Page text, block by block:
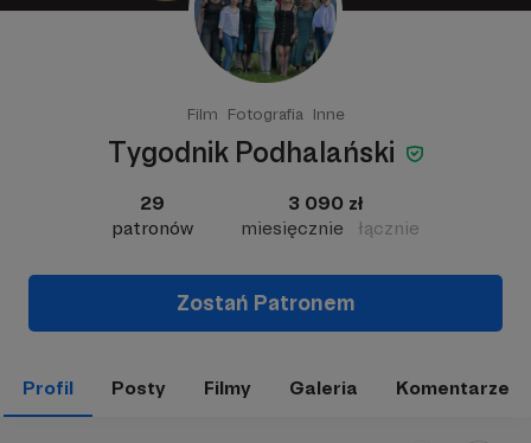
Film Fotografia Inne
Tygodnik Podhalański
29
patronów
3 090 zł
miesięcznie
łącznie
Zostań Patronem
Profil Posty Filmy Galeria Komentarze